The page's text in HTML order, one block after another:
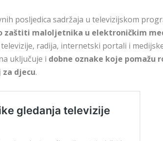
posljedica sadržaja u televizijskom
zaštiti maloljetnika u elektroničkim
radija, internetski portali i
uključuje i dobne oznake koje pomažu
djecu.